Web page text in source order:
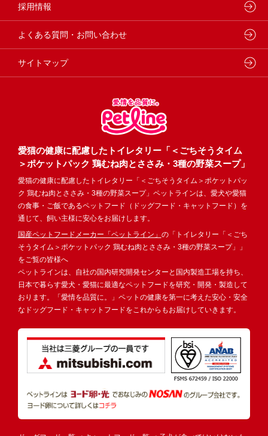
愛猫の健康に配慮したトイレタリー「＜ごちそうタイム
＞ポケットパック 鶏むね肉とささみ・3種の野菜スープ」
愛猫の健康に配慮したトイレタリー「＜ごちそうタイム＞ポケットパッ
ク 鶏むね肉とささみ・3種の野菜スープ」ペットラインは、愛犬や愛猫
の食事・ご飯であるペットフード（ドッグフード・キャットフード）を
通じて、飼い主様に安心をお届けします。
国産ペットフードメーカー「ペットライン」 の「トイレタリー「＜ごち
そうタイム＞ポケットパック 鶏むね肉とささみ・3種の野菜スープ」」
をご覧の皆様へ
ペットラインは、自社の国内研究開発センターと国内製造工場を持ち、
日本で暮らす愛犬・愛猫に最適なペットフードを研究・開発・製造して
おります。「愛情を品質に。」ペットの健康を第一に考えた安心・安全
なドッグフード・キャットフードをこれからもお届けしていきます。
フードコンシェル
狂犬病予防
代表メッセージ
企業理念・ビジョン
採用情報
よくある質問・お問い合わせ
サイトマップ